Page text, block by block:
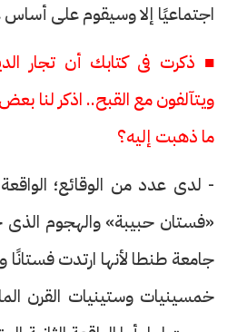
اجتماعيًا إلا وسيقوم على
■ ذكرت فى كتابك أن تجار
ويتآلفون مع القبح.. اذكر لنا
ما ذهبت إليه؟
- لدى عدد من الوقائع؛
«فستان حبيبة» والهجوم
جامعة طنطا لأنها ارتدت فستانًا
خمسينيات وستينيات القرن